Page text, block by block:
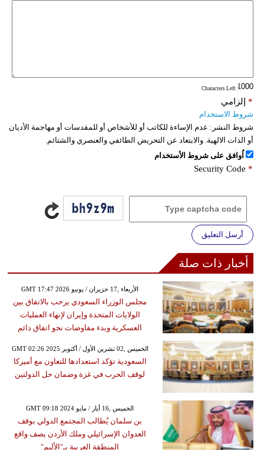
: Characters Left
إلزامي *
شروط الاستخدام
شروط النشر: عدم الإساءة للكاتب أو للأشخاص أو للمقدسات أو مهاجمة الأديان
أو الذات الالهية. والابتعاد عن التحريض الطائفي والعنصري والشتائم.
اُوافق على شروط الأستخدام
Security Code *
أرسل التعليق
أخبار ذات صلة
GMT 17:47 2026 الأربعاء ,17 حزيران / يونيو
مجلس الوزراء السعودي يرحب بالاتفاق بين
الولايات المتحدة وإيران لإنهاء العمليات
العسكرية وبدء مفاوضات نحو اتفاق دائم
GMT 02:26 2025 الخميس ,02 تشرين الأول / أكتوبر
السعودية تؤكد استعدادها للتعاون مع أميركا
لوقف الحرب في غزة وضمان حل الدولتين
GMT 09:18 2024 الخميس ,16 أيار / مايو
بن سلمان يُطالب المجتمع الدولي بوقف
العدوان الإسرائيلي وملك الأردن يصف واقع
المنطقة العربية بـ"الأليم"